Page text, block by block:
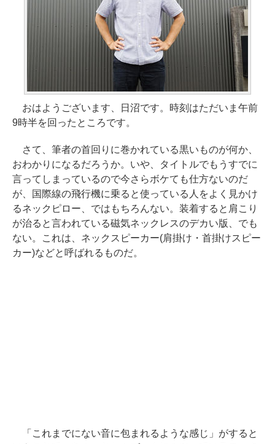
おはようございます、日沼です。時刻はただいま午前
9時半を回ったところです。
さて、筆者の首回りに巻かれている黒いものが何か、
おわかりになるだろうか。いや、タイトルでもうすでに
言ってしまっているので今さらボケても仕方ないのだ
が、国際線の飛行機に乗ると使っている人をよく見かけ
るネックピロー、ではもちろんない。装着すると肩こり
が治ると言われている磁気ネックレスのデカい版、でも
ない。これは、ネックスピーカー(肩掛け・首掛けスピー
カー)などと呼ばれるものだ。
「これまでにない音に包まれるような感じ」がすると